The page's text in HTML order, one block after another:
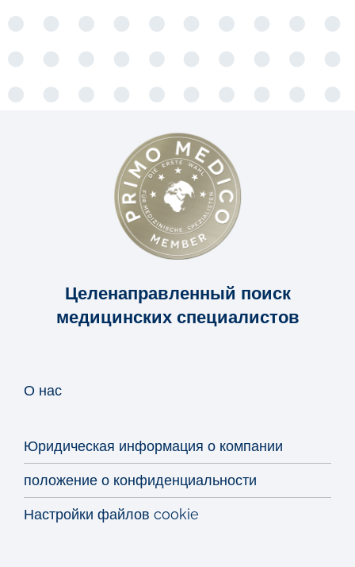
Целенаправленный поиск
медицинских специалистов
О нас
Юридическая информация о компании
положение о конфиденциальности
Настройки файлов cookie